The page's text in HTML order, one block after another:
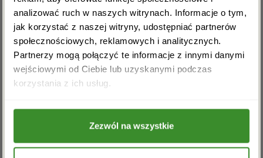
analizować ruch w naszych witrynach. Informacje o tym,
jak korzystać z naszej witryny, udostępniać partnerów
społecznościowych, reklamowych i analitycznych.
Partnerzy mogą połączyć te informacje z innymi danymi
wejściowymi od Ciebie lub uzyskanymi podczas
korzystania z ich usług.
Zezwól na wszystkie
Kwiaty doniczkowe Kwiaty na pogrzeb
Inne kwiaciarnie w powiecie
bydgoskim:
BIELAWY BYDGOSZCZ
Akceptuję regulamin i wyrażam zgodę na
przetwarzanie powyższych danych osobowych
ZAPISZ SIĘ